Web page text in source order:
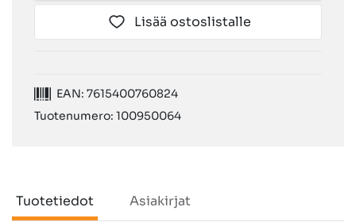
Lisää ostoslistalle
EAN: 7615400760824
Tuotenumero: 100950064
Tuotetiedot Asiakirjat